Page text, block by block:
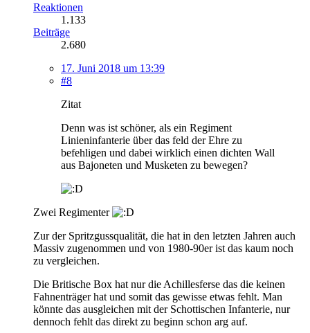
Reaktionen
1.133
Beiträge
2.680
17. Juni 2018 um 13:39
#8
Zitat
Denn was ist schöner, als ein Regiment
Linieninfanterie über das feld der Ehre zu
befehligen und dabei wirklich einen dichten Wall
aus Bajoneten und Musketen zu bewegen?
Zwei Regimenter
Zur der Spritzgussqualität, die hat in den letzten Jahren auch
Massiv zugenommen und von 1980-90er ist das kaum noch
zu vergleichen.
Die Britische Box hat nur die Achillesferse das die keinen
Fahnenträger hat und somit das gewisse etwas fehlt. Man
könnte das ausgleichen mit der Schottischen Infanterie, nur
dennoch fehlt das direkt zu beginn schon arg auf.